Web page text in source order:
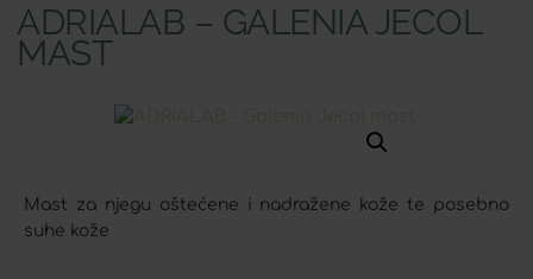
ADRIALAB – GALENIA JECOL
MAST
Mast za njegu oštećene i nadražene kože te posebno
suhe kože